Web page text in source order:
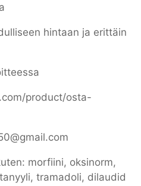
hintaan ja erittäin
product/osta-
morfiini, oksinorm,
tramadoli, dilaudid